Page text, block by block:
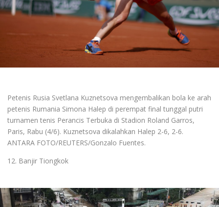
Petenis Rusia Svetlana Kuznetsova mengembalikan bola ke arah
petenis Rumania Simona Halep di perempat final tunggal putri
turnamen tenis Perancis Terbuka di Stadion Roland Garros,
Paris, Rabu (4/6). Kuznetsova dikalahkan Halep 2-6, 2-6.
ANTARA FOTO/REUTERS/Gonzalo Fuentes.
12. Banjir Tiongkok